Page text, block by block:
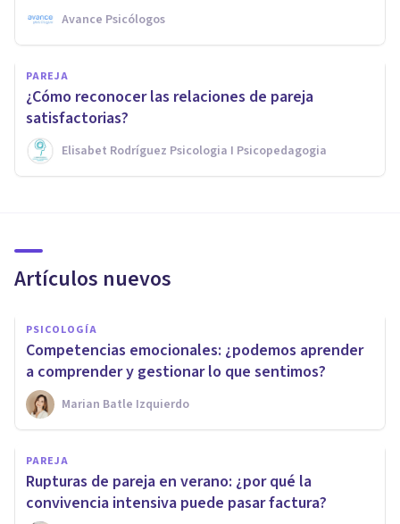
Avance Psicólogos
PAREJA
¿Cómo reconocer las relaciones de pareja
satisfactorias?
Elisabet Rodríguez Psicologia I Psicopedagogia
Artículos nuevos
PSICOLOGÍA
Competencias emocionales: ¿podemos aprender
a comprender y gestionar lo que sentimos?
Marian Batle Izquierdo
PAREJA
Rupturas de pareja en verano: ¿por qué la
convivencia intensiva puede pasar factura?